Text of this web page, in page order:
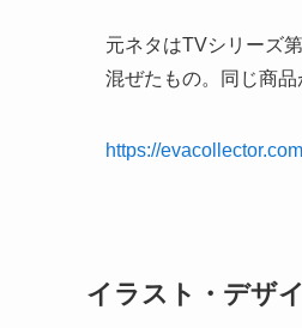
元ネタはTVシリーズ
混ぜたもの。同じ商
https://
イラスト・デザ